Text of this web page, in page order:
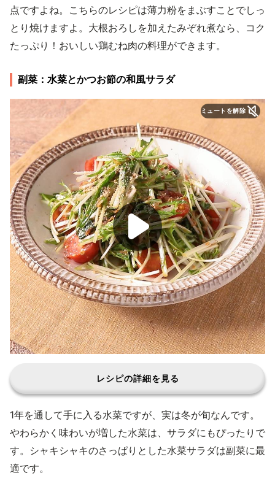
点ですよね。こちらのレシピは薄力粉をまぶすことでしっ
とり焼けますよ。大根おろしを加えたみぞれ煮なら、コク
たっぷり！おいしい鶏むね肉の料理ができます。
副菜：水菜とかつお節の和風サラダ
ミュートを解除
レシピの詳細を見る
1年を通して手に入る水菜ですが、実は冬が旬なんです。
やわらかく味わいが増した水菜は、サラダにもぴったりで
す。シャキシャキのさっぱりとした水菜サラダは副菜に最
適です。